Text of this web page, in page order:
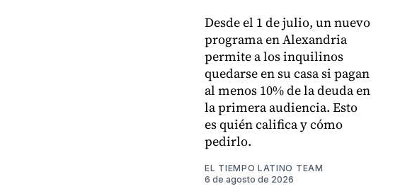
Desde el 1 de julio, un nuevo
programa en Alexandria
permite a los inquilinos
quedarse en su casa si pagan
al menos 10% de la deuda en
la primera audiencia. Esto
es quién califica y cómo
pedirlo.
EL TIEMPO LATINO TEAM
6 de agosto de 2026